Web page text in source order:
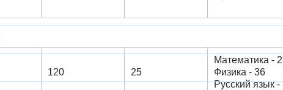
120 25
Математика -
Физика - 36
Русский язык -